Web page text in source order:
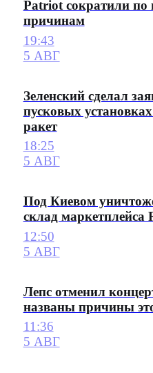
Patriot сократили по
причинам
19:43
5 АВГ
Зеленский сделал
пусковых
ракет
18:25
5 АВГ
Под Киевом
склад маркетплейса
12:50
5 АВГ
Лепс отменил
названы причины
11:36
5 АВГ